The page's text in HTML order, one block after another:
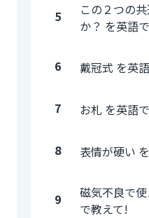
5
この２つの
か？ を英語
6 戴冠式 を英
7 お札 を英語
8 表情が硬い
9
磁気不良で
で教えて!